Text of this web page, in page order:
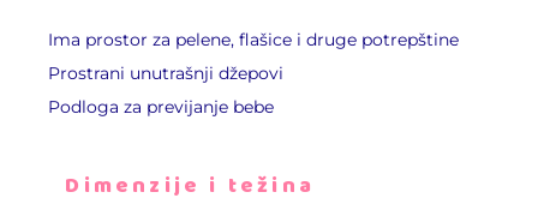
Ima prostor za pelene, flašice i druge potrepštine
Prostrani unutrašnji džepovi
Podloga za previjanje bebe
Dimenzije i težina